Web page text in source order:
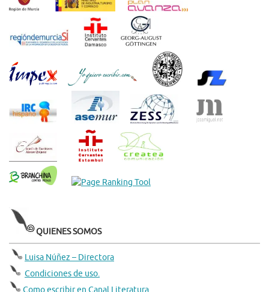
QUIENES SOMOS
Luisa Núñez – Directora
Condiciones de uso.
Como escribir en Canal Literatura